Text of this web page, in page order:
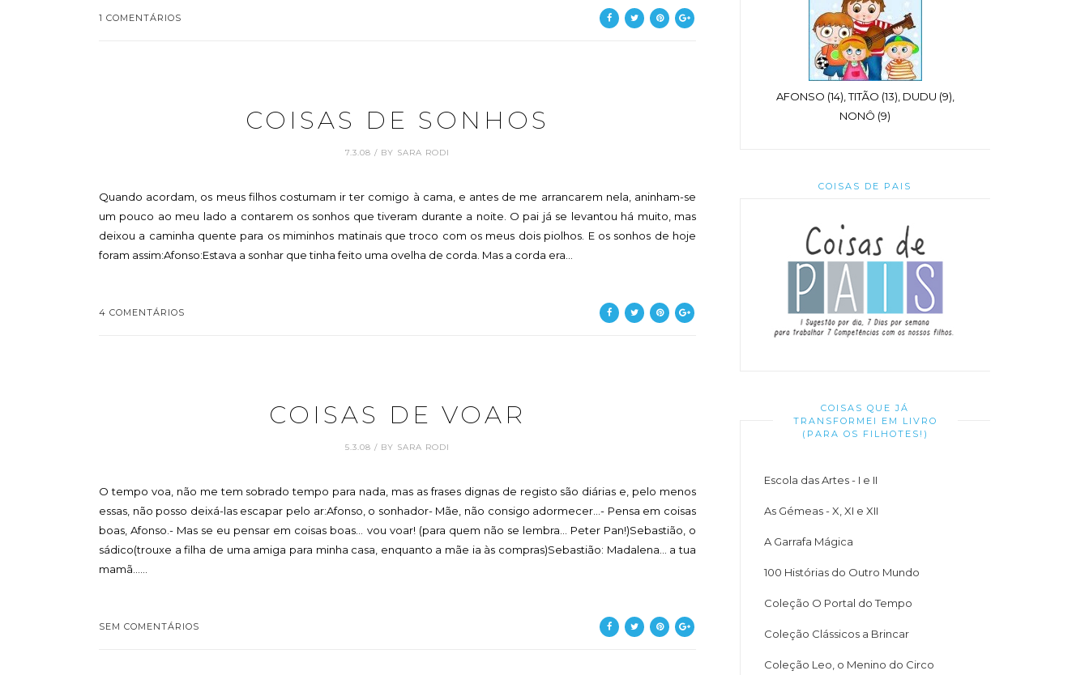
1 COMENTÁRIOS
COISAS DE SONHOS
7.3.08 / BY SARA RODI
Quando acordam, os meus filhos costumam ir ter comigo à cama, e antes de me arrancarem nela, aninham-se
um pouco ao meu lado a contarem os sonhos que tiveram durante a noite. O pai já se levantou há muito, mas
deixou a caminha quente para os miminhos matinais que troco com os meus dois piolhos. E os sonhos de hoje
foram assim:Afonso:Estava a sonhar que tinha feito uma ovelha de corda. Mas a corda era...
4 COMENTÁRIOS
COISAS DE VOAR
5.3.08 / BY SARA RODI
O tempo voa, não me tem sobrado tempo para nada, mas as frases dignas de registo são diárias e, pelo menos
essas, não posso deixá-las escapar pelo ar:Afonso, o sonhador- Mãe, não consigo adormecer...- Pensa em coisas
boas, Afonso.- Mas se eu pensar em coisas boas... vou voar! (para quem não se lembra... Peter Pan!)Sebastião, o
sádico(trouxe a filha de uma amiga para minha casa, enquanto a mãe ia às compras)Sebastião: Madalena... a tua
mamã......
SEM COMENTÁRIOS
AFONSO (14), TITÃO (13), DUDU (9),
NONÔ (9)
COISAS DE PAIS
COISAS QUE JÁ
TRANSFORMEI EM LIVRO
(PARA OS FILHOTES!)
Escola das Artes - I e II
As Gémeas - X, XI e XII
A Garrafa Mágica
100 Histórias do Outro Mundo
Coleção O Portal do Tempo
Coleção Clássicos a Brincar
Coleção Leo, o Menino do Circo